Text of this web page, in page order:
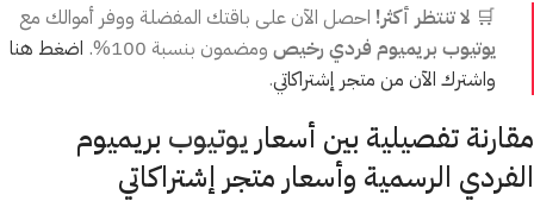
🛒 لا تنتظر أكثر! احصل الآن على باقتك المفضلة ووفر أموالك مع
يوتيوب بريميوم فردي رخيص ومضمون بنسبة 100%.
اضغط هنا
واشترك الآن من متجر إشتراكاتي.
مقارنة تفصيلية بين أسعار يوتيوب بريميوم
الفردي الرسمية وأسعار متجر إشتراكاتي